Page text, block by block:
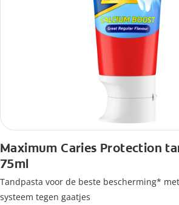
Maximum Caries Protection
75ml
Tandpasta voor de beste bescherming*
systeem tegen gaatjes